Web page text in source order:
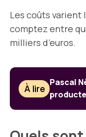
Les coûts varient
comptez entre
milliers d’euros.
À lire
Pascal